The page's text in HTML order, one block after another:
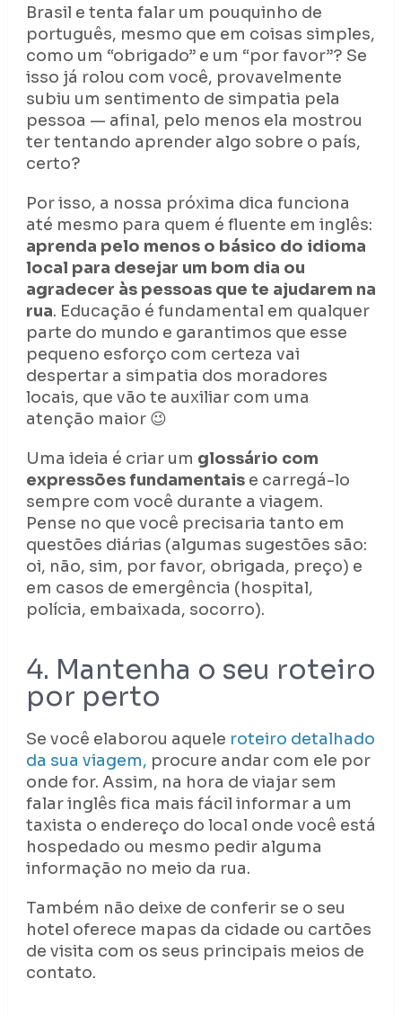
Brasil e tenta falar um pouquinho de
português, mesmo que em coisas simples,
como um “obrigado” e um “por favor”? Se
isso já rolou com você, provavelmente
subiu um sentimento de simpatia pela
pessoa — afinal, pelo menos ela mostrou
ter tentando aprender algo sobre o país,
certo?
Por isso, a nossa próxima dica funciona
até mesmo para quem é fluente em inglês:
aprenda pelo menos o básico do idioma
local para desejar um bom dia ou
agradecer às pessoas que te ajudarem na
rua. Educação é fundamental em qualquer
parte do mundo e garantimos que esse
pequeno esforço com certeza vai
despertar a simpatia dos moradores
locais, que vão te auxiliar com uma
atenção maior 😉
Uma ideia é criar um glossário com
expressões fundamentais e carregá-lo
sempre com você durante a viagem.
Pense no que você precisaria tanto em
questões diárias (algumas sugestões são:
oi, não, sim, por favor, obrigada, preço) e
em casos de emergência (hospital,
polícia, embaixada, socorro).
4. Mantenha o seu roteiro
por perto
Se você elaborou aquele roteiro detalhado
da sua viagem, procure andar com ele por
onde for. Assim, na hora de viajar sem
falar inglês fica mais fácil informar a um
taxista o endereço do local onde você está
hospedado ou mesmo pedir alguma
informação no meio da rua.
Também não deixe de conferir se o seu
hotel oferece mapas da cidade ou cartões
de visita com os seus principais meios de
contato.